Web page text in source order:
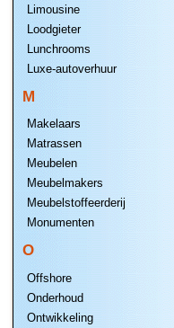
Limousine
Loodgieter
Lunchrooms
Luxe-autoverhuur
M
Makelaars
Matrassen
Meubelen
Meubelmakers
Meubelstoffeerderij
Monumenten
O
Offshore
Onderhoud
Ontwikkeling